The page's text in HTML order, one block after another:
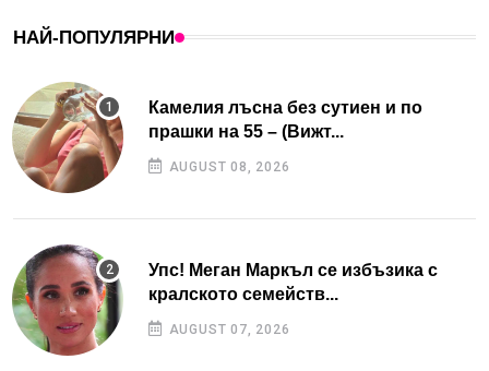
НАЙ-ПОПУЛЯРНИ
Камелия лъсна без сутиен и по
прашки на 55 – (Вижт...
AUGUST 08, 2026
Упс! Меган Маркъл се избъзика с
кралското семейств...
AUGUST 07, 2026